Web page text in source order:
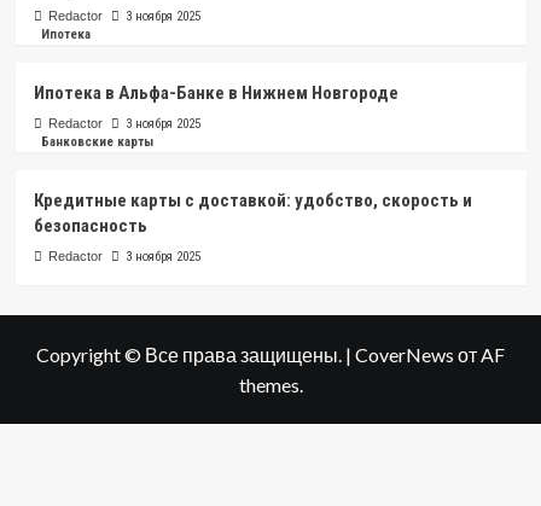
Redactor
3 ноября 2025
Ипотека
Ипотека в Альфа-Банке в Нижнем Новгороде
Redactor
3 ноября 2025
Банковские карты
Кредитные карты с доставкой: удобство, скорость и
безопасность
Redactor 3 ноября 2025
Copyright © Все права защищены. | CoverNews от AF
themes.